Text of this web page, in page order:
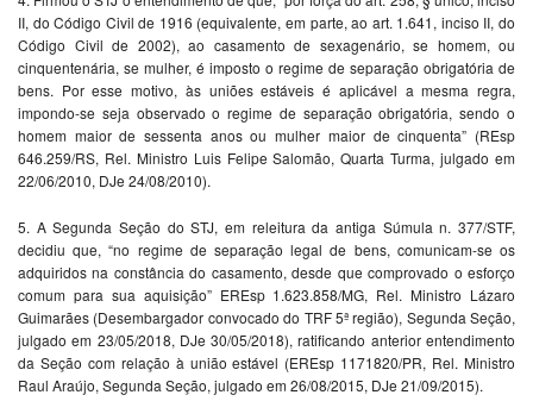
II, do Código Civil de 1916 (equivalente, em parte, ao art. 1.641, inciso II, do
Código Civil de 2002), ao casamento de sexagenário, se homem, ou
cinquentenária, se mulher, é imposto o regime de separação obrigatória de
bens. Por esse motivo, às uniões estáveis é aplicável a mesma regra,
impondo-se seja observado o regime de separação obrigatória, sendo o
homem maior de sessenta anos ou mulher maior de cinquenta” (REsp
646.259/RS, Rel. Ministro Luis Felipe Salomão, Quarta Turma, julgado em
22/06/2010, DJe 24/08/2010).
5. A Segunda Seção do STJ, em releitura da antiga Súmula n. 377/STF,
decidiu que, “no regime de separação legal de bens, comunicam-se os
adquiridos na constância do casamento, desde que comprovado o esforço
comum para sua aquisição” EREsp 1.623.858/MG, Rel. Ministro Lázaro
Guimarães (Desembargador convocado do TRF 5ª região), Segunda Seção,
julgado em 23/05/2018, DJe 30/05/2018), ratificando anterior entendimento
da Seção com relação à união estável (EREsp 1171820/PR, Rel. Ministro
Raul Araújo, Segunda Seção, julgado em 26/08/2015, DJe 21/09/2015).